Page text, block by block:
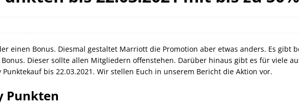
50 bis Ende Juli 2026
einen Bonus. Diesmal gestaltet Marriott die Promotion aber etwas anders. Es gibt
Bonus. Dieser sollte allen Mitgliedern offenstehen. Darüber hinaus gibt es für viele
bis 22.03.2021. Wir stellen Euch in unserem Bericht die Aktion vor.
Punkten